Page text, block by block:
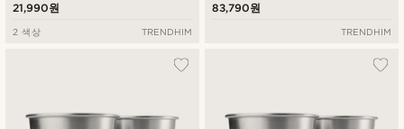
21,990원
2 색상 TRENDHIM
83,790원
TRENDHIM